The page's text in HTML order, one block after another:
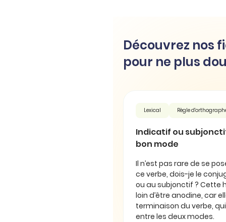
Découvrez nos
pour ne plus
Lexical Règle
Indicatif ou
bon mode
Il n’est pas rare de se
ce verbe, dois-je le
ou au subjonctif ? Cette
loin d’être anodine, car
terminaison du verbe,
entre les deux modes.